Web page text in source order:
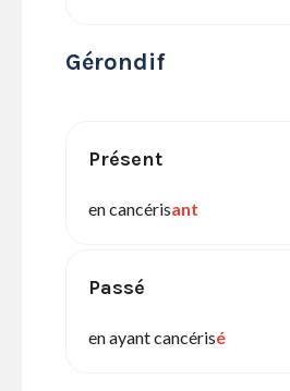
Gérondif
Présent
en cancérisant
Passé
en ayant cancérisé